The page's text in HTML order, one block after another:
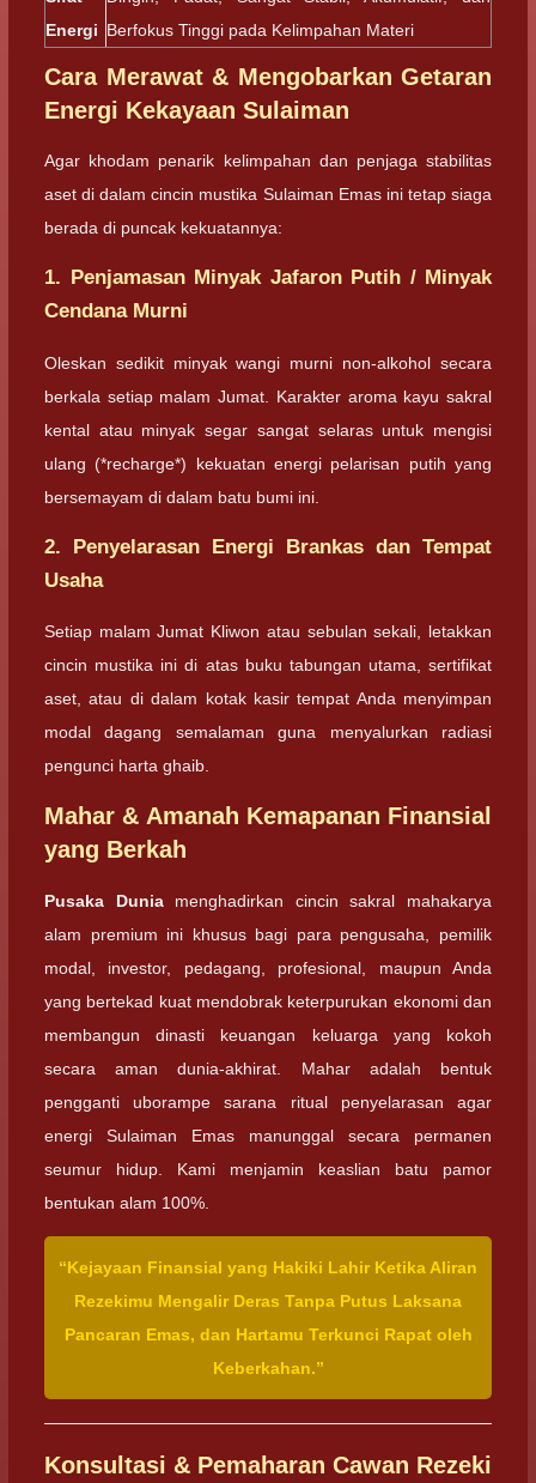
Energi Berfokus Tinggi pada Kelimpahan Materi
Cara Merawat & Mengobarkan Getaran
Energi Kekayaan Sulaiman
Agar khodam penarik kelimpahan dan penjaga stabilitas
aset di dalam cincin mustika Sulaiman Emas ini tetap siaga
berada di puncak kekuatannya:
1. Penjamasan Minyak Jafaron Putih / Minyak
Cendana Murni
Oleskan sedikit minyak wangi murni non-alkohol secara
berkala setiap malam Jumat. Karakter aroma kayu sakral
kental atau minyak segar sangat selaras untuk mengisi
ulang (*recharge*) kekuatan energi pelarisan putih yang
bersemayam di dalam batu bumi ini.
2. Penyelarasan Energi Brankas dan Tempat
Usaha
Setiap malam Jumat Kliwon atau sebulan sekali, letakkan
cincin mustika ini di atas buku tabungan utama, sertifikat
aset, atau di dalam kotak kasir tempat Anda menyimpan
modal dagang semalaman guna menyalurkan radiasi
pengunci harta ghaib.
Mahar & Amanah Kemapanan Finansial
yang Berkah
Pusaka Duniamenghadirkan cincin sakral mahakarya
alam premium ini khusus bagi para pengusaha, pemilik
modal, investor, pedagang, profesional, maupun Anda
yang bertekad kuat mendobrak keterpurukan ekonomi dan
membangun dinasti keuangan keluarga yang kokoh
secara aman dunia-akhirat. Mahar adalah bentuk
pengganti uborampe sarana ritual penyelarasan agar
energi Sulaiman Emas manunggal secara permanen
seumur hidup. Kami menjamin keaslian batu pamor
bentukan alam 100%.
“Kejayaan Finansial yang Hakiki Lahir Ketika Aliran
Rezekimu Mengalir Deras Tanpa Putus Laksana
Pancaran Emas, dan Hartamu Terkunci Rapat oleh
Keberkahan.”
Konsultasi & Pemaharan Cawan Rezeki